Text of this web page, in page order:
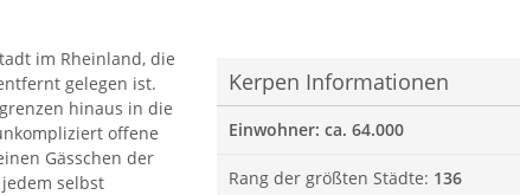
Kerpen Informationen
Einwohner: ca. 64.000
Rang der größten Städte: 136
im Rheinland, die
gelegen ist.
hinaus in die
offene
Gässchen der
selbst